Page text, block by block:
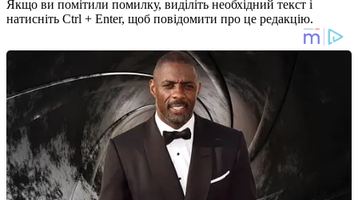
Якщо ви помітили помилку, виділіть необхідний текст і
натисніть Ctrl + Enter, щоб повідомити про це редакцію.